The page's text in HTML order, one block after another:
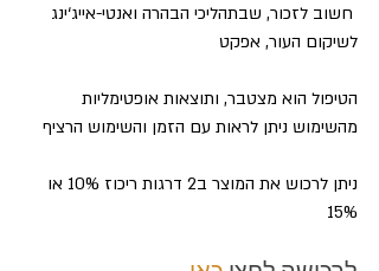
חשוב לזכור, שבתהליכי הבהרה ואנטי-אייג‘ינג
לשיקום העור, אפקט
הטיפול הוא מצטבר, ותוצאות אופטימליות
מהשימוש ניתן לראות עם הזמן והשימוש הרציף
ניתן לרכוש את המוצר ב2 דרגות ריכוז 10% או
15%